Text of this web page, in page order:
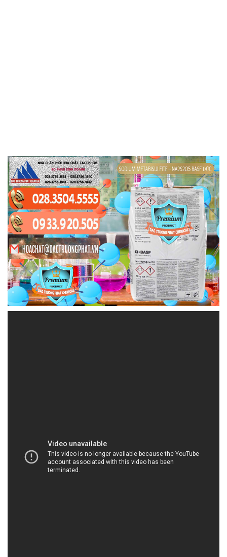
HOACHATMIENTAY.COM | Công ty thương mại \
cam kết đảm bảo sự tiện lợi và hài lòng của quý
khách hàng thông qua dịch vụ giao hàng nhanh, tận